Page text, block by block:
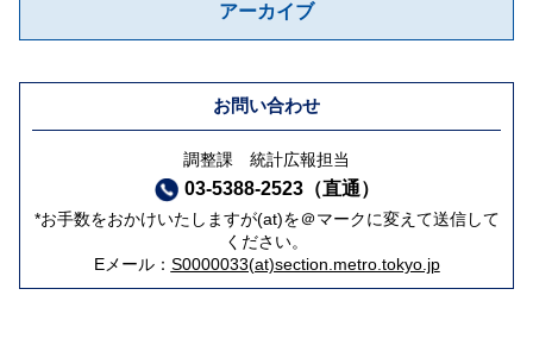
アーカイブ
お問い合わせ
調整課 統計広報担当
03-5388-2523（直通）
*お手数をおかけいたしますが(at)を＠マークに変えて送信して
ください。
Eメール： S0000033(at)section.metro.tokyo.jp